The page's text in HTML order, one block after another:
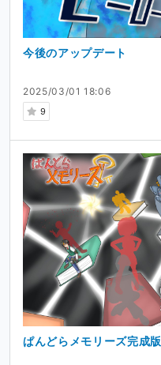
2025/03/01 18:06
9
今後のアップデート
ぱんどらメモリーズ完成版